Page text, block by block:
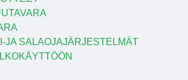
JA SALAOJAJÄRJESTELMÄT